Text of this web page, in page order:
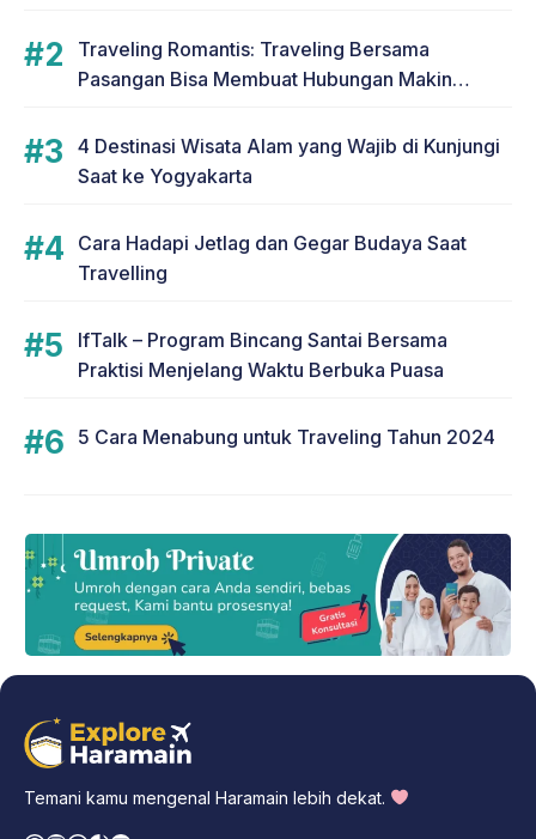
Traveling Romantis: Traveling Bersama
Pasangan Bisa Membuat Hubungan Makin
4 Destinasi Wisata Alam yang Wajib di Kunjungi
Saat ke Yogyakarta
Cara Hadapi Jetlag dan Gegar Budaya Saat
Travelling
IfTalk – Program Bincang Santai Bersama
Praktisi Menjelang Waktu Berbuka Puasa
5 Cara Menabung untuk Traveling Tahun 2024
Temani kamu mengenal Haramain lebih dekat.